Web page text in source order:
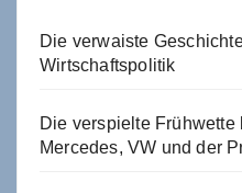
Die verwaiste
Wirtschaftspolitik
Die verspielte Frühwette
Mercedes, VW und der